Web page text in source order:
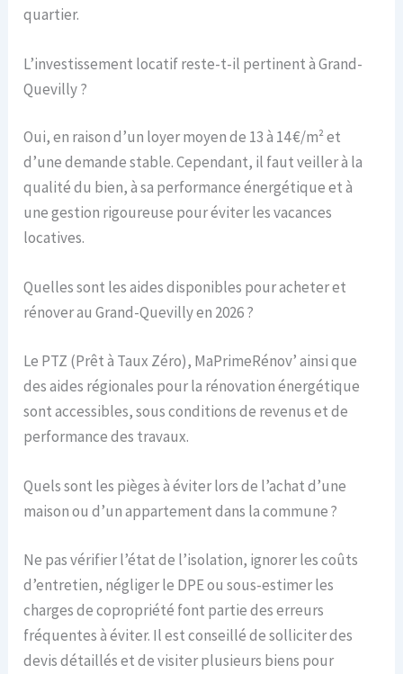
quartier.
L’investissement locatif reste-t-il pertinent à Grand-
Quevilly ?
Oui, en raison d’un loyer moyen de 13 à 14 €/m² et
d’une demande stable. Cependant, il faut veiller à la
qualité du bien, à sa performance énergétique et à
une gestion rigoureuse pour éviter les vacances
locatives.
Quelles sont les aides disponibles pour acheter et
rénover au Grand-Quevilly en 2026 ?
Le PTZ (Prêt à Taux Zéro), MaPrimeRénov’ ainsi que
des aides régionales pour la rénovation énergétique
sont accessibles, sous conditions de revenus et de
performance des travaux.
Quels sont les pièges à éviter lors de l’achat d’une
maison ou d’un appartement dans la commune ?
Ne pas vérifier l’état de l’isolation, ignorer les coûts
d’entretien, négliger le DPE ou sous-estimer les
charges de copropriété font partie des erreurs
fréquentes à éviter. Il est conseillé de solliciter des
devis détaillés et de visiter plusieurs biens pour